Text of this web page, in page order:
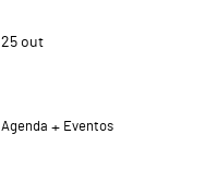
25 out
Agenda Eventos